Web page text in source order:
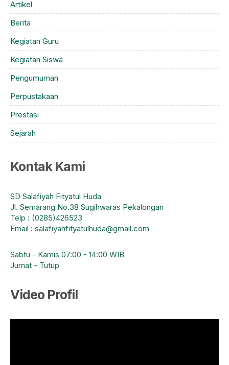
Artikel
Berita
Kegiatan Guru
Kegiatan Siswa
Pengumuman
Perpustakaan
Prestasi
Sejarah
Kontak Kami
SD Salafiyah Fityatul Huda
Jl. Semarang No.38 Sugihwaras Pekalongan
Telp : (0285)426523
Email : salafiyahfityatulhuda@gmail.com
Sabtu - Kamis 07:00 - 14:00 WIB
Jumat - Tutup
Video Profil